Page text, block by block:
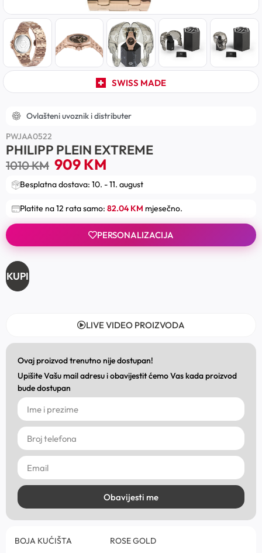
SWISS MADE
Ovlašteni uvoznik i distributer
PWJAA0522
PHILIPP PLEIN EXTREME
1010KM 909KM
Besplatna dostava: 10. - 11. august
Platite na 12 rata samo: 82.04 KM mjesečno.
PERSONALIZACIJA
KUPI
LIVE VIDEO PROIZVODA
Ovaj proizvod trenutno nije dostupan!
Upišite Vašu mail adresu i obavijestit ćemo Vas kada proizvod
bude dostupan
Obavijesti me
BOJA KUĆIŠTA
ROSE GOLD